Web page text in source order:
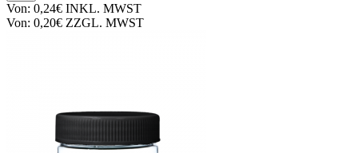
Von: 0,24€ INKL. MWST
Von: 0,20€ ZZGL. MWST